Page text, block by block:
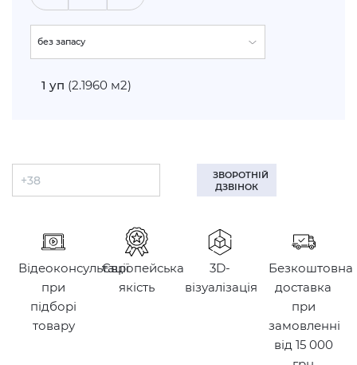
без запасу
1 уп (2.1960 м2)
ЗВОРОТНІЙ
ДЗВІНОК
Відеоконсультації
при
підборі
товару
Європейська
якість
3D-
візуалізація
Безкоштовна
доставка
при
замовленні
від 15 000